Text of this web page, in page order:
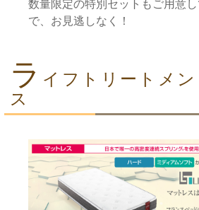
数量限定の特別セットもご用意
で、お見逃しなく！
ラ イフトリートメ
ス